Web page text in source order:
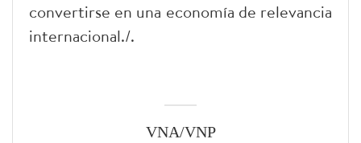
convertirse en una economía de relevancia
internacional./.
VNA/VNP